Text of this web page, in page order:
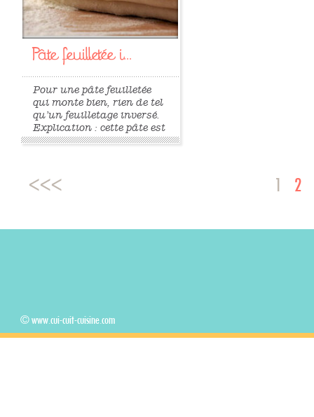
Pâte feuilletée i...
Pour une pâte feuilletée
qui monte bien, rien de tel
qu’un feuilletage inversé.
Explication : cette pâte est
conçue à l’envers : au lieu
englobe la détrempe. Plus
de couches de beurre donc,
1 2
© www.cui-cuit-cuisine.com